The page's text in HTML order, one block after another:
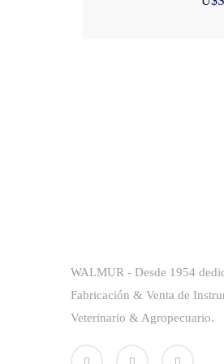
WALMUR - Desde 1954
Fabricación & Venta de
Veterinario & Agropecuario.